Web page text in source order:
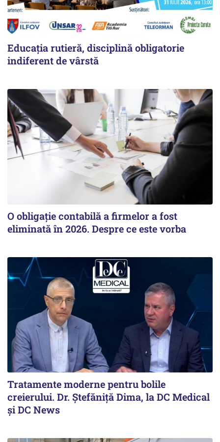
Educația rutieră, disciplină obligatorie
indiferent de vârstă
O obligație contabilă a firmelor a fost
eliminată în 2026. Despre ce este vorba
Tratamente moderne pentru bolile
creierului. Dr. Ștefăniță Dima, la DC Medical
și DC News